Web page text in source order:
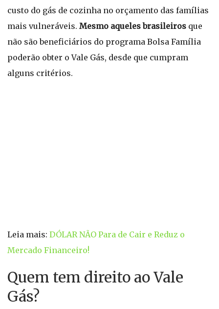
custo do gás de cozinha no orçamento das famílias
mais vulneráveis. Mesmo aqueles brasileiros que
não são beneficiários do programa Bolsa Família
poderão obter o Vale Gás, desde que cumpram
alguns critérios.
Leia mais: DÓLAR NÃO Para de Cair e Reduz o
Mercado Financeiro!
Quem tem direito ao Vale
Gás?